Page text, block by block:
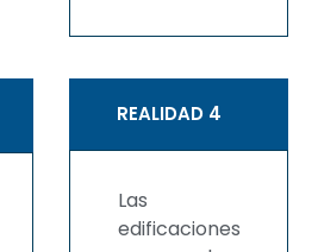
REALIDAD 4
Las
edificaciones